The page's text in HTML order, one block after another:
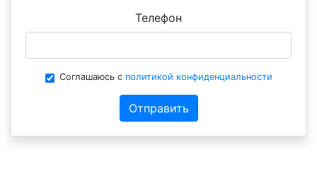
Телефон
Соглашаюсь с политикой конфиденциальности
Отправить